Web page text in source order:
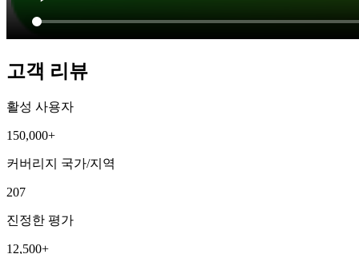
고객 리뷰
활성 사용자
150,000+
커버리지 국가/지역
207
진정한 평가
12,500+